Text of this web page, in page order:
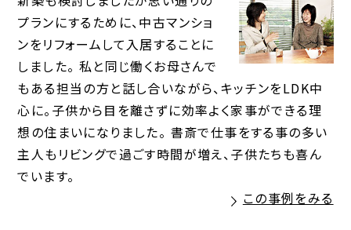
プランにするために、中古マンショ
ンをリフォームして入居することに
しました。 私と同じ働くお母さんで
もある担当の方と話し合いながら、キッチンをLDK中
心に。子供から目を離さずに効率よく家事ができる理
想の住まいになりました。 書斎で仕事をする事の多い
主人もリビングで過ごす時間が増え、子供たちも喜ん
でいます。
この事例をみる